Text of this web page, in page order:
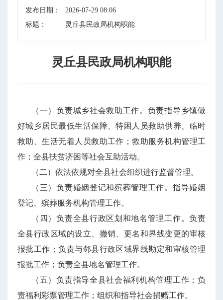
发布日期：
2026-07-29 08:06
标题：
灵丘县民政局机构职能
灵丘县民政局机构职能
（一）负责城乡社会救助工作。负责指导乡镇做
好城乡居民最低生活保障、特困人员救助供养、临时
救助、生活无着人员救助工作；救助服务机构管理工
作；全县扶贫济困等社会互助活动。
（二）依法依规对全县社会组织进行监督管理。
（三）负责婚姻登记和殡葬管理工作。指导婚姻
登记、殡葬服务机构管理工作。
（四）负责全县行政区划和地名管理工作。负责
全县行政区域的设立、撤销、更名和界线变更的审核
报批工作；负责与邻县行政区域界线勘定和审核管理
报批工作；负责全县地名管理工作。
（五）负责指导全县社会福利机构管理工作；负
责福利彩票管理工作；组织和指导社会捐赠工作。